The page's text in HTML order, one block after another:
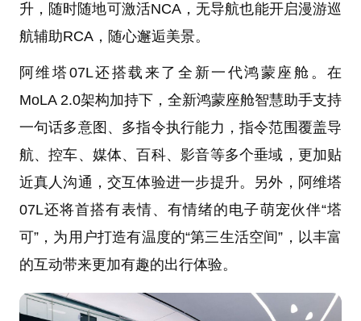
升，随时随地可激活NCA，无导航也能开启漫游巡
航辅助RCA，随心邂逅美景。
阿维塔07L还搭载来了全新一代鸿蒙座舱。在
MoLA 2.0架构加持下，全新鸿蒙座舱智慧助手支持
一句话多意图、多指令执行能力，指令范围覆盖导
航、控车、媒体、百科、影音等多个垂域，更加贴
近真人沟通，交互体验进一步提升。另外，阿维塔
07L还将首搭有表情、有情绪的电子萌宠伙伴“塔
可”，为用户打造有温度的“第三生活空间”，以丰富
的互动带来更加有趣的出行体验。